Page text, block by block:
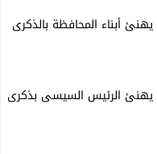
أبناء المحافظة بالذكرى
يهنئ الرئيس السيسى بذكرى